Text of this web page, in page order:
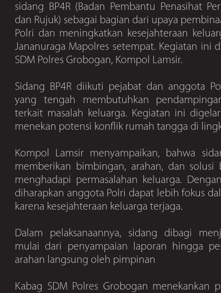
sidang BP4R (Badan Pembantu Penasihat
dan Rujuk) sebagai bagian dari upaya
Polri dan meningkatkan kesejahteraan
Jananuraga Mapolres setempat. Kegiatan ini
SDM Polres Grobogan, Kompol Lamsir.
Sidang BP4R diikuti pejabat dan anggota
yang tengah membutuhkan
terkait masalah keluarga. Kegiatan ini
menekan potensi konflik rumah tangga di
Kompol Lamsir menyampaikan, bahwa
memberikan bimbingan, arahan, dan solusi
menghadapi permasalahan keluarga.
diharapkan anggota Polri dapat lebih fokus
karena kesejahteraan keluarga terjaga.
Dalam pelaksanaannya, sidang dibagi
mulai dari penyampaian laporan hingga
arahan langsung oleh pimpinan
Kabag SDM Polres Grobogan menekankan